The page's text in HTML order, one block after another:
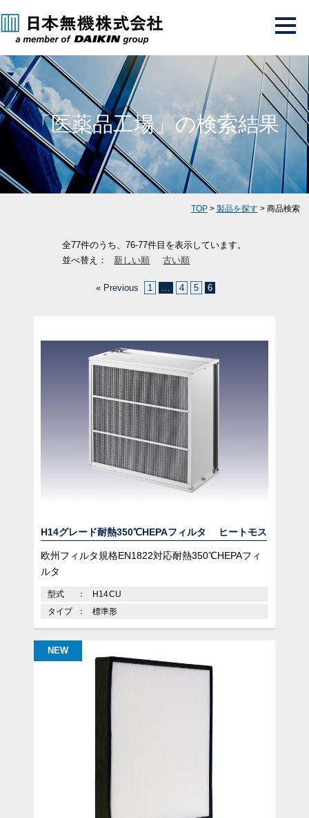
「医薬品工場」の検索結果
TOP> 製品を探す> 商品検索
全77件のうち、76-77件目を表示しています。
並べ替え：
新しい順 古い順
« Previous 1 … 4 5 6
H14グレード耐熱350℃HEPAフィルタ ヒートモス
欧州フィルタ規格EN1822対応耐熱350℃HEPAフィ
ルタ
型式
H14CU
タイプ
標準形
NEW